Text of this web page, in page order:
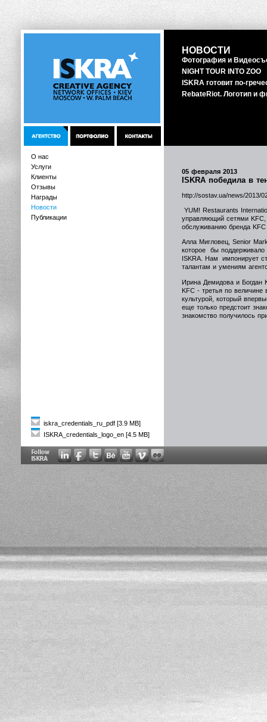
О нас
Услуги
Клиенты
Отзывы
Награды
Новости
Публикации
iskra_credentials_ru_pdf [3.9 MB]
ISKRA_credentials_logo_en [4.5 MB]
НОВОСТИ
Фотография и
NIGHT TOUR INTO ZOO
ISKRA готовит по-
RebateRiot. Логотип и
05 февраля 2013
ISKRA победила в
http://sostav.ua/news/2013/
YUM! Restaurants
управляющий сетями KFC,
обслуживанию бренда
Алла Мигловец, Senior
которое бы поддерживало
ISKRA. Нам импонирует
талантам и умениям
Ирина Демидова и Богдан
KFC - третья по величине
культурой, который
еще только предстоит
знакомство получилось